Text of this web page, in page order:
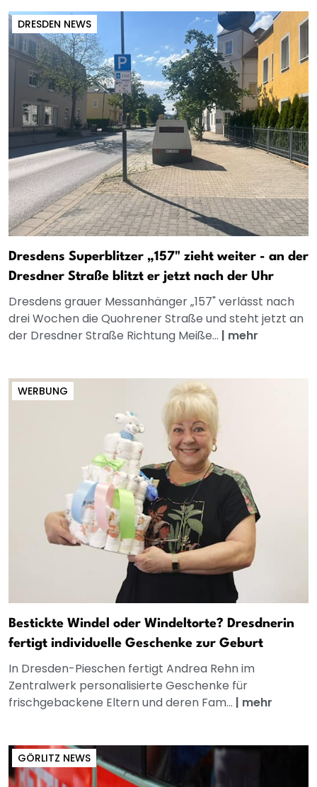
DRESDEN NEWS
Dresdens Superblitzer „157" zieht weiter - an der
Dresdner Straße blitzt er jetzt nach der Uhr
Dresdens grauer Messanhänger „157" verlässt nach
drei Wochen die Quohrener Straße und steht jetzt an
der Dresdner Straße Richtung Meiße... | mehr
WERBUNG
Bestickte Windel oder Windeltorte? Dresdnerin
fertigt individuelle Geschenke zur Geburt
In Dresden-Pieschen fertigt Andrea Rehn im
Zentralwerk personalisierte Geschenke für
frischgebackene Eltern und deren Fam... | mehr
GÖRLITZ NEWS